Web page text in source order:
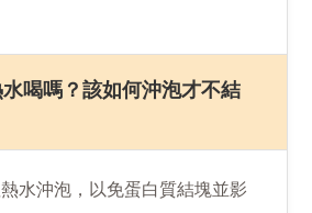
喝嗎？​該如何​沖泡​才​不​結
水沖泡，​以免​蛋白質結塊並影